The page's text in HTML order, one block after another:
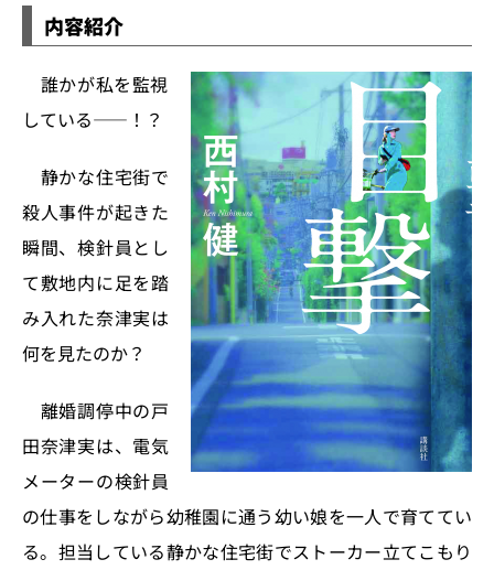
内容紹介
誰かが私を監視
している――！？
静かな住宅街で
殺人事件が起きた
瞬間、検針員とし
て敷地内に足を踏
み入れた奈津実は
何を見たのか？
離婚調停中の戸
田奈津実は、電気
メーターの検針員
の仕事をしながら幼稚園に通う幼い娘を一人で育ててい
る。担当している静かな住宅街でストーカー立てこもり